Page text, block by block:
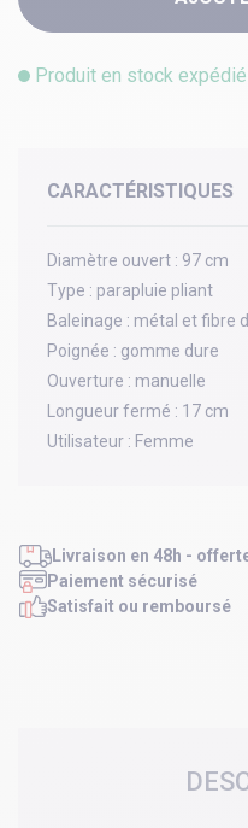
Produit en stock
CARACTÉRISTIQUES
Diamètre ouvert : 97 cm
Type : parapluie pliant
Baleinage : métal et fibre
Poignée : gomme dure
Ouverture : manuelle
Longueur fermé : 17 cm
Utilisateur : Femme
Livraison en 48h -
Paiement sécurisé
Satisfait ou remboursé